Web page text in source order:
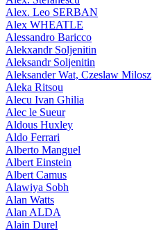
Alex. Leo SERBAN
Alex WHEATLE
Alessandro Baricco
Alekxandr Soljenitin
Aleksandr Soljenitin
Aleksander Wat, Czeslaw Milosz
Aleka Ritsou
Alecu Ivan Ghilia
Alec le Sueur
Aldous Huxley
Aldo Ferrari
Alberto Manguel
Albert Einstein
Albert Camus
Alawiya Sobh
Alan Watts
Alan ALDA
Alain Durel